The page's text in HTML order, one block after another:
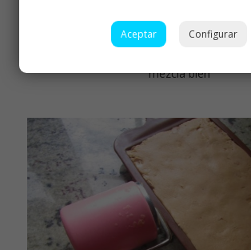
mezcla bien
Aceptar Configurar